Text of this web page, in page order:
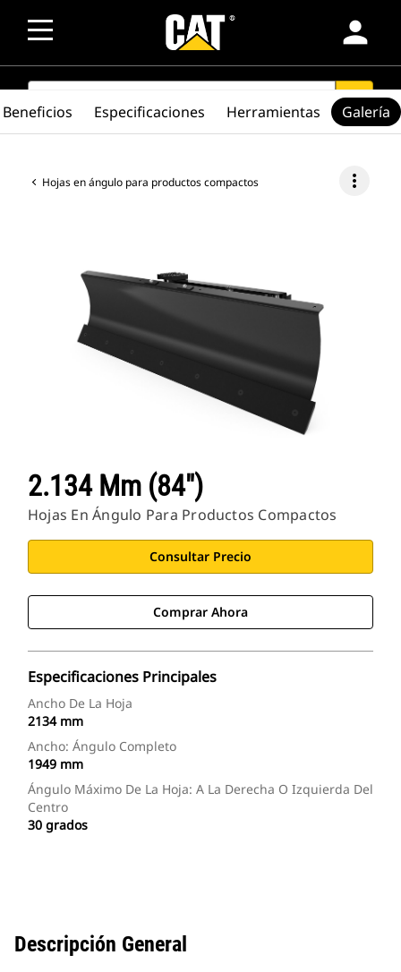
person
SEARCH search
Hojas en ángulo para productos compactos more_vert
2.134 Mm (84")
Hojas En Ángulo Para Productos Compactos
Consultar Precio
Comprar Ahora
Especificaciones Principales
Ancho De La Hoja
2134 mm
Ancho: Ángulo Completo
1949 mm
Ángulo Máximo De La Hoja: A La Derecha O Izquierda Del
Centro
30 grados
Beneficios Especificaciones Herramientas Galería
Descripción General